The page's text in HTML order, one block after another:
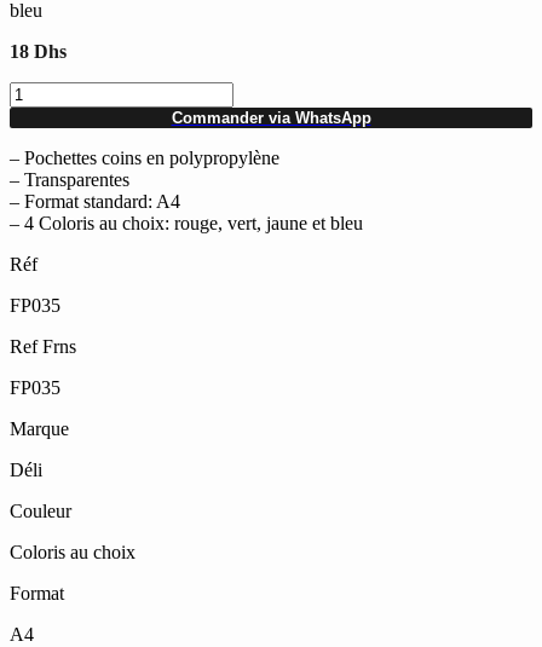
bleu
18 Dhs
quantité
de
Lot
de
12
Pochettes
coins
A4
en
(4
au
choix)
Commander via WhatsApp
– Pochettes coins en polypropylène
– Transparentes
– Format standard: A4
– 4 Coloris au choix: rouge, vert, jaune et bleu
Réf
FP035
Ref Frns
FP035
Marque
Déli
Couleur
Coloris au choix
Format
A4